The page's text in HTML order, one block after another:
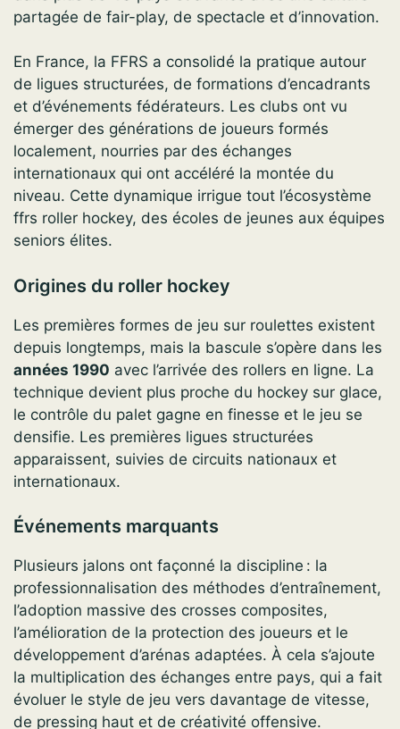
partagée de fair-play, de spectacle et d’innovation.
En France, la FFRS a consolidé la pratique autour
de ligues structurées, de formations d’encadrants
et d’événements fédérateurs. Les clubs ont vu
émerger des générations de joueurs formés
localement, nourries par des échanges
internationaux qui ont accéléré la montée du
niveau. Cette dynamique irrigue tout l’écosystème
ffrs roller hockey, des écoles de jeunes aux équipes
seniors élites.
Origines du roller hockey
Les premières formes de jeu sur roulettes existent
depuis longtemps, mais la bascule s’opère dans les
années 1990 avec l’arrivée des rollers en ligne. La
technique devient plus proche du hockey sur glace,
le contrôle du palet gagne en finesse et le jeu se
densifie. Les premières ligues structurées
apparaissent, suivies de circuits nationaux et
internationaux.
Événements marquants
Plusieurs jalons ont façonné la discipline : la
professionnalisation des méthodes d’entraînement,
l’adoption massive des crosses composites,
l’amélioration de la protection des joueurs et le
développement d’arénas adaptées. À cela s’ajoute
la multiplication des échanges entre pays, qui a fait
évoluer le style de jeu vers davantage de vitesse,
de pressing haut et de créativité offensive.